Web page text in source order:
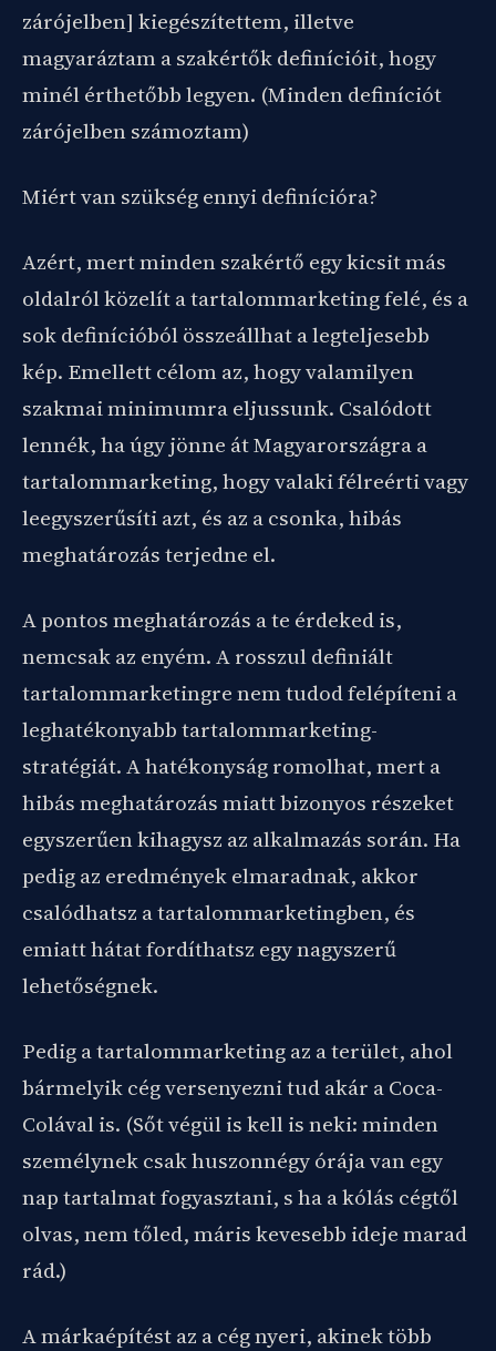
zárójelben] kiegészítettem, illetve
magyaráztam a szakértők definícióit, hogy
minél érthetőbb legyen. (Minden definíciót
zárójelben számoztam)
Miért van szükség ennyi definícióra?
Azért, mert minden szakértő egy kicsit más
oldalról közelít a tartalommarketing felé, és a
sok definícióból összeállhat a legteljesebb
kép. Emellett célom az, hogy valamilyen
szakmai minimumra eljussunk. Csalódott
lennék, ha úgy jönne át Magyarországra a
tartalommarketing, hogy valaki félreérti vagy
leegyszerűsíti azt, és az a csonka, hibás
meghatározás terjedne el.
A pontos meghatározás a te érdeked is,
nemcsak az enyém. A rosszul definiált
tartalommarketingre nem tudod felépíteni a
leghatékonyabb tartalommarketing-
stratégiát. A hatékonyság romolhat, mert a
hibás meghatározás miatt bizonyos részeket
egyszerűen kihagysz az alkalmazás során. Ha
pedig az eredmények elmaradnak, akkor
csalódhatsz a tartalommarketingben, és
emiatt hátat fordíthatsz egy nagyszerű
lehetőségnek.
Pedig a tartalommarketing az a terület, ahol
bármelyik cég versenyezni tud akár a Coca-
Colával is. (Sőt végül is kell is neki: minden
személynek csak huszonnégy órája van egy
nap tartalmat fogyasztani, s ha a kólás cégtől
olvas, nem tőled, máris kevesebb ideje marad
rád.)
A márkaépítést az a cég nyeri, akinek több